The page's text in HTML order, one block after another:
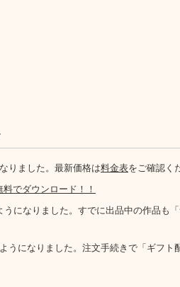
りました。最新価格は料金表をご確認く
でダウンロード！！
になりました。すでに出品中の作品も
うになりました。注文手続きで「ギフト